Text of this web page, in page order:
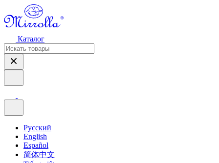
Каталог
Русский
English
Español
简体中文